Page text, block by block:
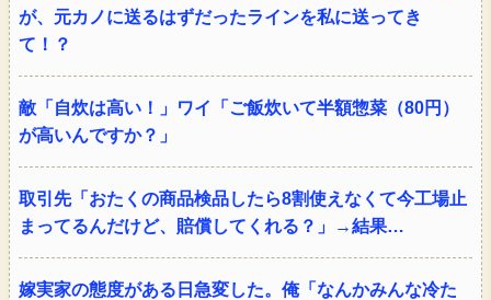
が、元カノに送るはずだったラインを私に送ってき
て！？
敵「自炊は高い！」ワイ「ご飯炊いて半額惣菜（80円）
が高いんですか？」
取引先「おたくの商品検品したら8割使えなくて今工場止
まってるんだけど、賠償してくれる？」→結果…
嫁実家の態度がある日急変した。俺「なんかみんな冷た